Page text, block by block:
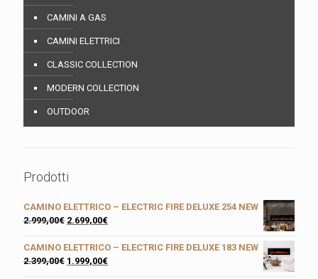
CAMINI A GAS
CAMINI ELETTRICI
CLASSIC COLLECTION
MODERN COLLECTION
OUTDOOR
Prodotti
CAMINO ELETTRICO – ELECTRIC FIRE DELUXE 254 NEW
2.999,00€ 2.699,00€
CAMINO ELETTRICO – ELECTRIC FIRE DELUXE 183 NEW
2.399,00€ 1.999,00€